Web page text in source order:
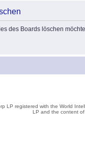
des Boards löschen
LP registered with the World
LP and the content